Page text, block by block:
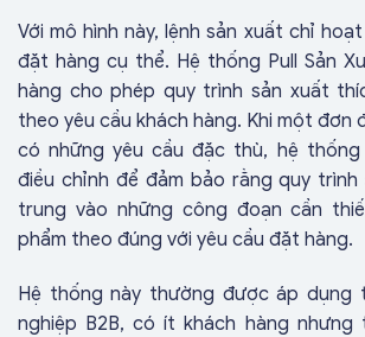
Với mô hình này, lệnh sản xuất chỉ
đặt hàng cụ thể. Hệ thống Pull Sản
hàng cho phép quy trình sản xuất
theo yêu cầu khách hàng. Khi một đơn
có những yêu cầu đặc thù, hệ
điều chỉnh để đảm bảo rằng quy
trung vào những công đoạn cần
phẩm theo đúng với yêu cầu đặt hàng.
Hệ thống này thường được áp dụng
nghiệp B2B, có ít khách hàng nhưng